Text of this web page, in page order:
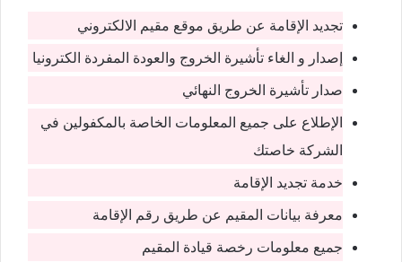
تجديد الإقامة عن طريق موقع مقيم الالكتروني
إصدار و الغاء تأشيرة الخروج والعودة المفردة الكترونيا
صدار تأشيرة الخروج النهائي
الإطلاع على جميع المعلومات الخاصة بالمكفولين في
الشركة خاصتك
خدمة تجديد الإقامة
معرفة بيانات المقيم عن طريق رقم الإقامة
جميع معلومات رخصة قيادة المقيم